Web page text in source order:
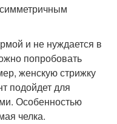
и не нуждается в
попробовать
женскую стрижку
подойдет для
Особенностью
челка.